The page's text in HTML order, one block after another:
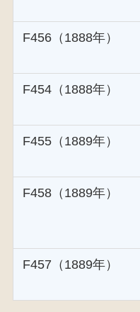
F456（1888年）
F454（1888年）
F455（1889年）
F458（1889年）
F457（1889年）